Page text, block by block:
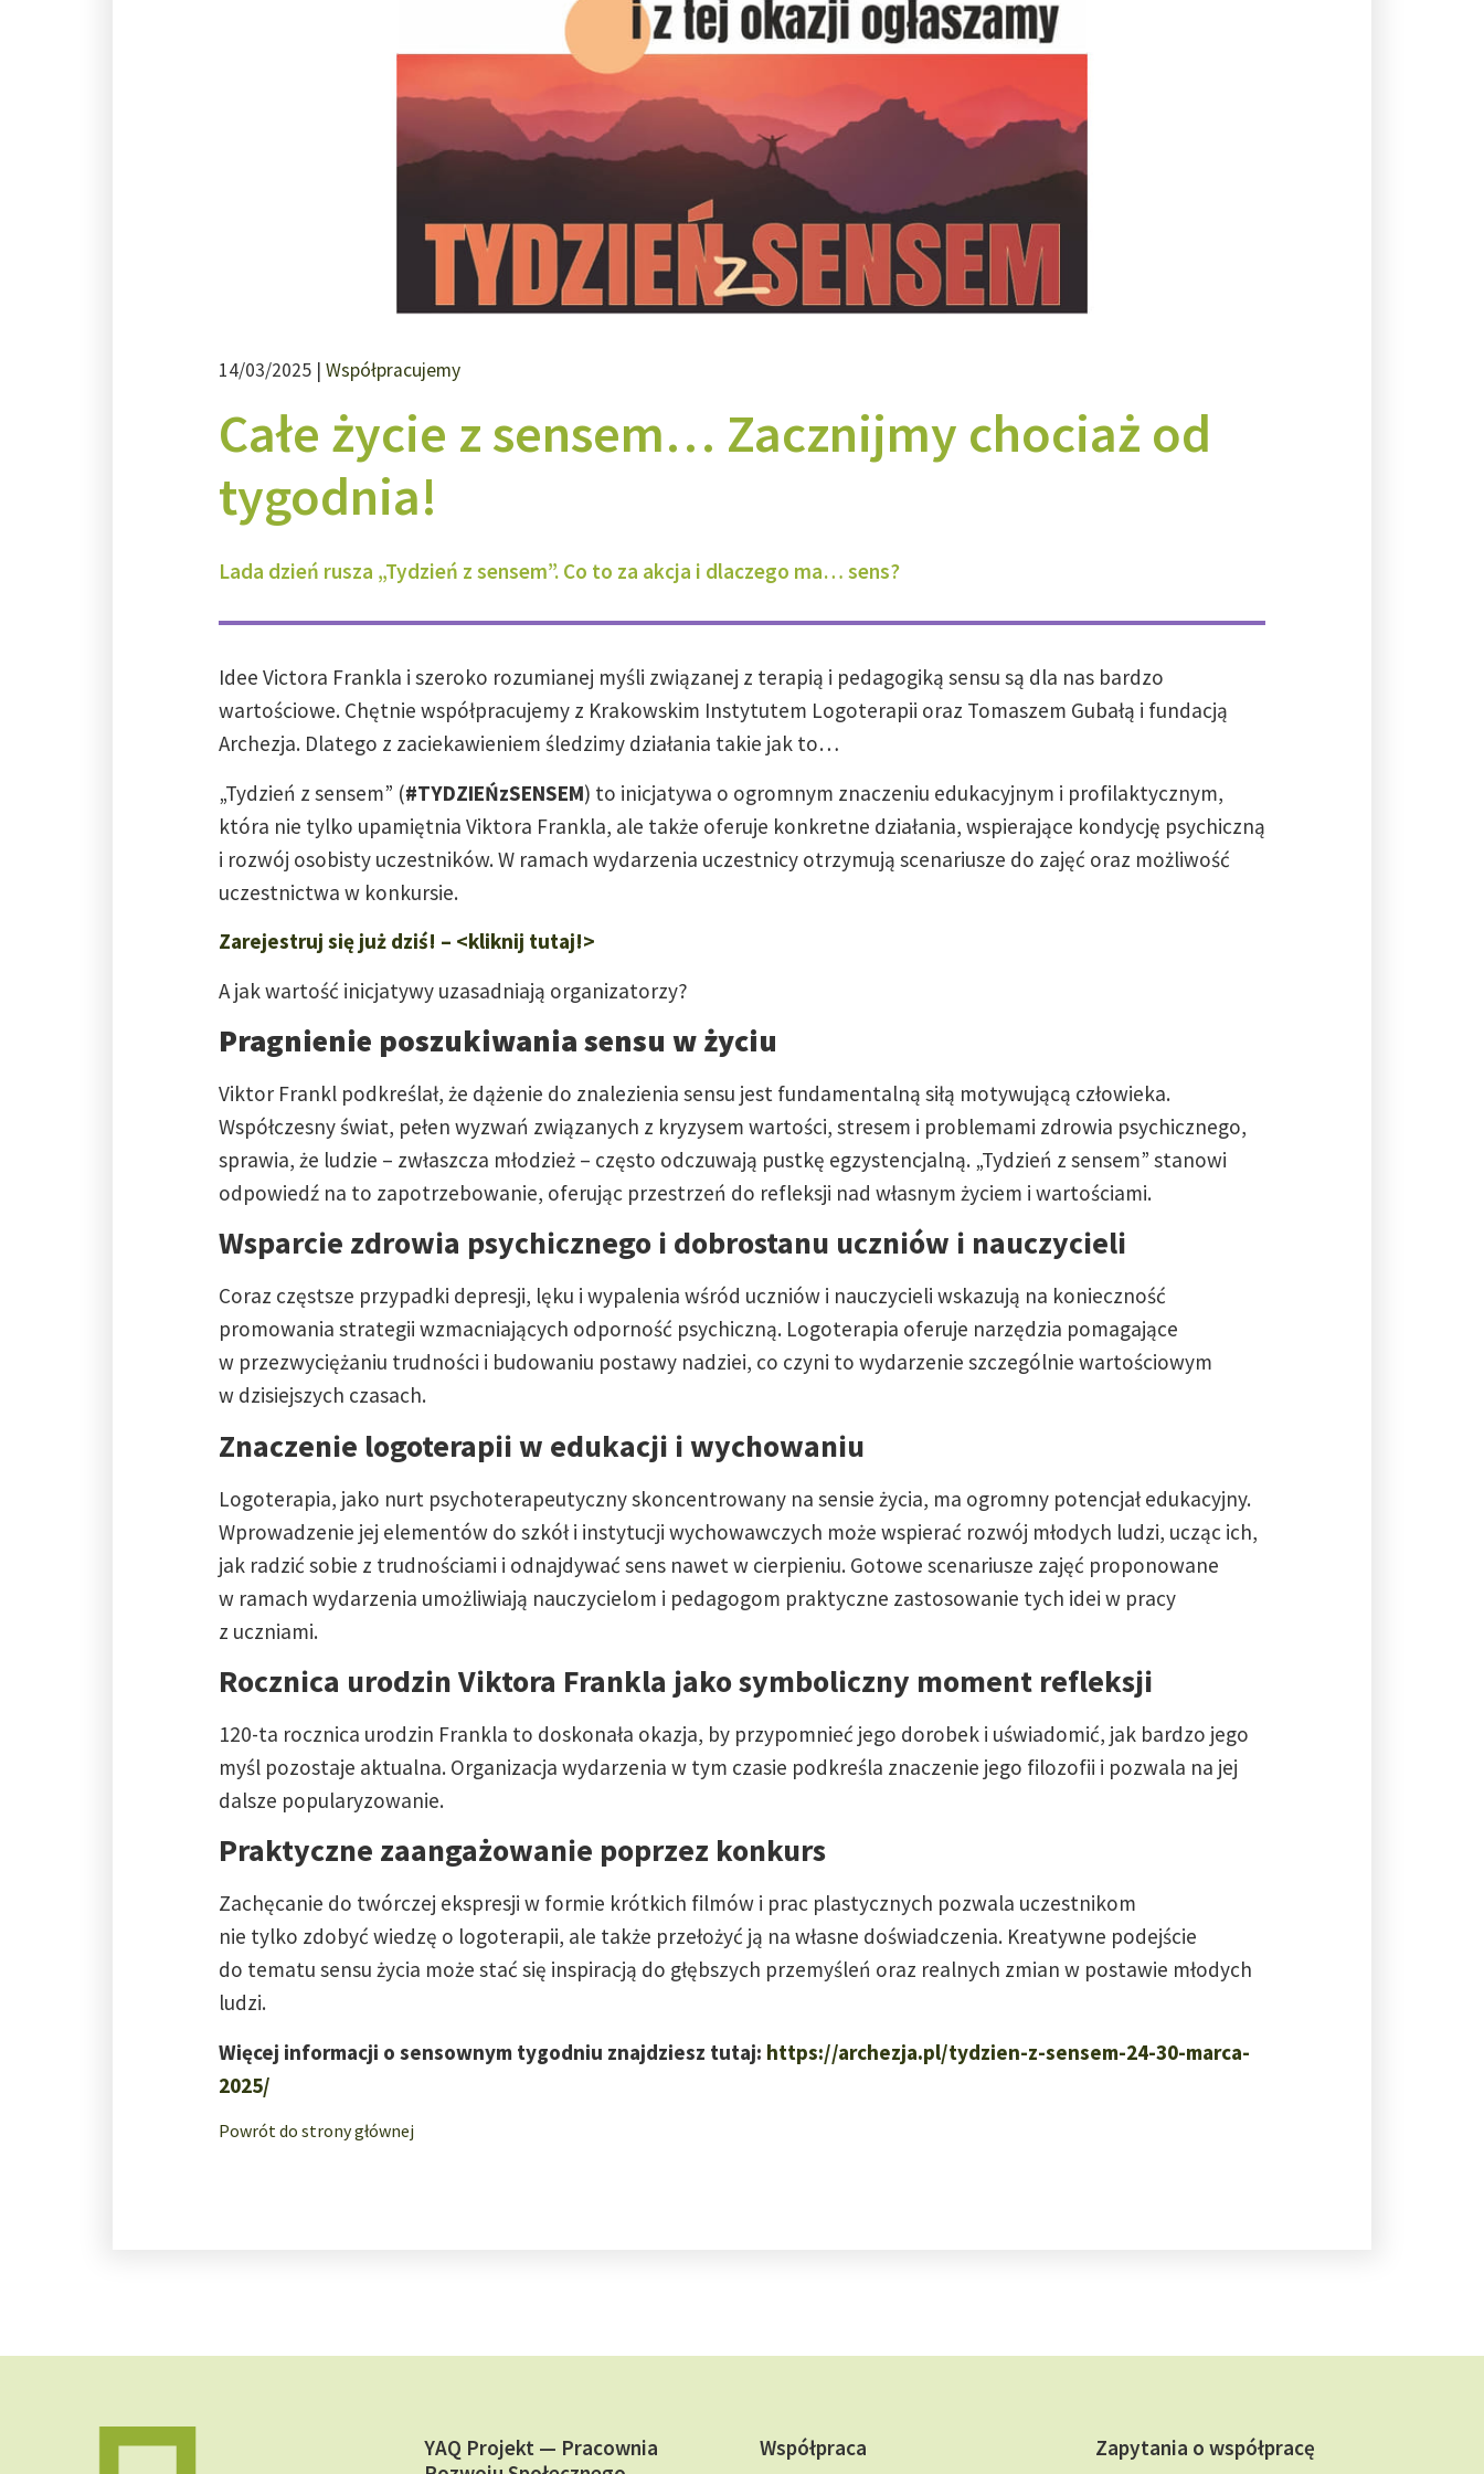
14/03/2025 | Współpracujemy
Całe życie z sensem… Zacznijmy chociaż od
tygodnia!
Lada dzień rusza „Tydzień z sensem”. Co to za akcja i dlaczego ma… sens?
Idee Victora Frankla i szeroko rozumianej myśli związanej z terapią i pedagogiką sensu są dla nas bardzo
wartościowe. Chętnie współpracujemy z Krakowskim Instytutem Logoterapii oraz Tomaszem Gubałą i fundacją
Archezja. Dlatego z zaciekawieniem śledzimy działania takie jak to…
„Tydzień z sensem” (#TYDZIEŃzSENSEM) to inicjatywa o ogromnym znaczeniu edukacyjnym i profilaktycznym,
która nie tylko upamiętnia Viktora Frankla, ale także oferuje konkretne działania, wspierające kondycję psychiczną
i rozwój osobisty uczestników. W ramach wydarzenia uczestnicy otrzymują scenariusze do zajęć oraz możliwość
uczestnictwa w konkursie.
Zarejestruj się już dziś! – <kliknij tutaj!>
A jak wartość inicjatywy uzasadniają organizatorzy?
Pragnienie poszukiwania sensu w życiu
Viktor Frankl podkreślał, że dążenie do znalezienia sensu jest fundamentalną siłą motywującą człowieka.
Współczesny świat, pełen wyzwań związanych z kryzysem wartości, stresem i problemami zdrowia psychicznego,
sprawia, że ludzie – zwłaszcza młodzież – często odczuwają pustkę egzystencjalną. „Tydzień z sensem” stanowi
odpowiedź na to zapotrzebowanie, oferując przestrzeń do refleksji nad własnym życiem i wartościami.
Wsparcie zdrowia psychicznego i dobrostanu uczniów i nauczycieli
Coraz częstsze przypadki depresji, lęku i wypalenia wśród uczniów i nauczycieli wskazują na konieczność
promowania strategii wzmacniających odporność psychiczną. Logoterapia oferuje narzędzia pomagające
w przezwyciężaniu trudności i budowaniu postawy nadziei, co czyni to wydarzenie szczególnie wartościowym
w dzisiejszych czasach.
Znaczenie logoterapii w edukacji i wychowaniu
Logoterapia, jako nurt psychoterapeutyczny skoncentrowany na sensie życia, ma ogromny potencjał edukacyjny.
Wprowadzenie jej elementów do szkół i instytucji wychowawczych może wspierać rozwój młodych ludzi, ucząc ich,
jak radzić sobie z trudnościami i odnajdywać sens nawet w cierpieniu. Gotowe scenariusze zajęć proponowane
w ramach wydarzenia umożliwiają nauczycielom i pedagogom praktyczne zastosowanie tych idei w pracy
z uczniami.
Rocznica urodzin Viktora Frankla jako symboliczny moment refleksji
120-ta rocznica urodzin Frankla to doskonała okazja, by przypomnieć jego dorobek i uświadomić, jak bardzo jego
myśl pozostaje aktualna. Organizacja wydarzenia w tym czasie podkreśla znaczenie jego filozofii i pozwala na jej
dalsze popularyzowanie.
Praktyczne zaangażowanie poprzez konkurs
Zachęcanie do twórczej ekspresji w formie krótkich filmów i prac plastycznych pozwala uczestnikom
nie tylko zdobyć wiedzę o logoterapii, ale także przełożyć ją na własne doświadczenia. Kreatywne podejście
do tematu sensu życia może stać się inspiracją do głębszych przemyśleń oraz realnych zmian w postawie młodych
ludzi.
Więcej informacji o sensownym tygodniu znajdziesz tutaj: https://archezja.pl/tydzien-z-sensem-24-30-marca-
2025/
Powrót do strony głównej
YAQ Projekt — Pracownia
Współpraca Zapytania o współpracę